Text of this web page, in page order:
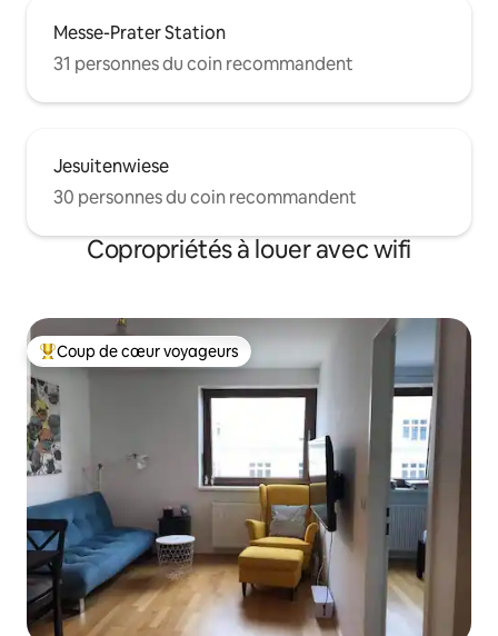
Messe-Prater Station
31 personnes du coin recommandent
Jesuitenwiese
30 personnes du coin recommandent
Copropriétés à louer avec wifi
Coup de cœur voyageurs parmi les plus aimés
Coup de cœur voyageurs